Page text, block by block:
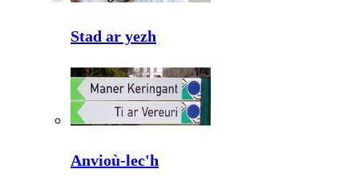
Stad ar yezh
Anvioù-lec'h